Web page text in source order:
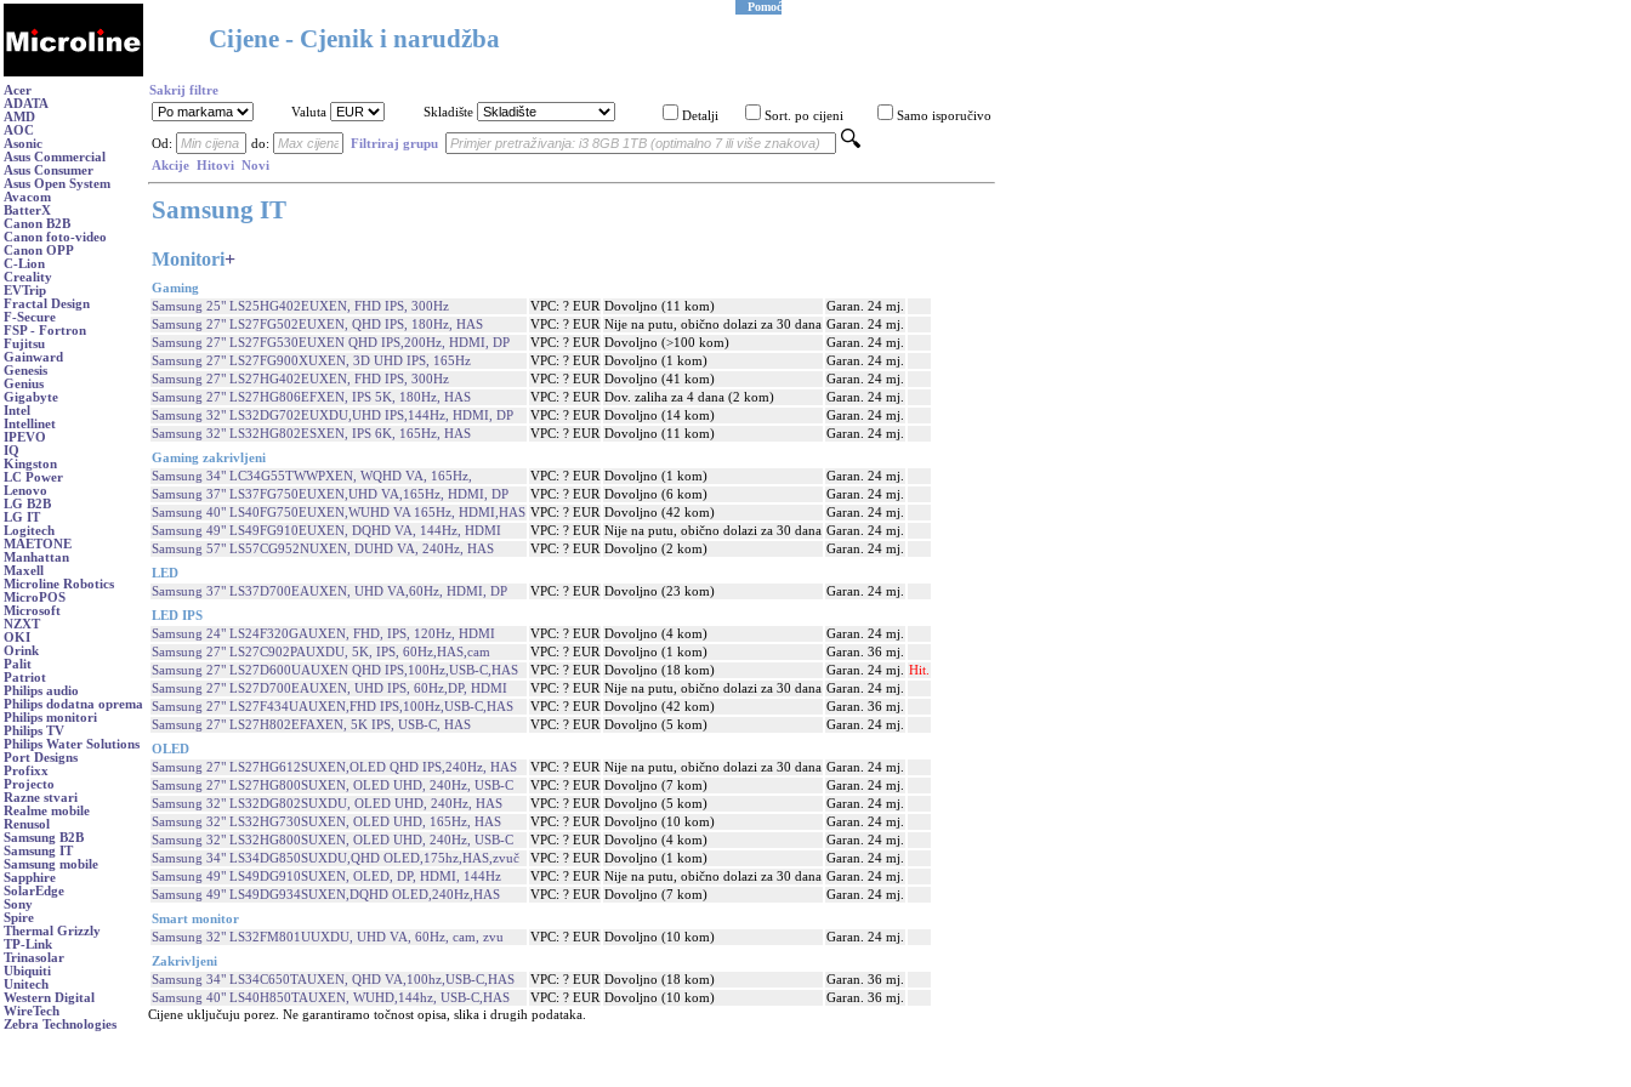
Cijene - Cjenik i narudžba
Pomoć
Acer
ADATA
AMD
AOC
Asonic
Asus Commercial
Asus Consumer
Asus Open System
Avacom
BatterX
Canon B2B
Canon foto-video
Canon OPP
C-Lion
Creality
EVTrip
Fractal Design
F-Secure
FSP - Fortron
Fujitsu
Gainward
Genesis
Genius
Gigabyte
Intel
Intellinet
IPEVO
IQ
Kingston
LC Power
Lenovo
LG B2B
LG IT
Logitech
MAETONE
Manhattan
Maxell
Microline Robotics
MicroPOS
Microsoft
NZXT
OKI
Orink
Palit
Patriot
Philips audio
Philips dodatna oprema
Philips monitori
Philips TV
Philips Water Solutions
Port Designs
Profixx
Projecto
Razne stvari
Realme mobile
Renusol
Samsung B2B
Samsung IT
Samsung mobile
Sapphire
SolarEdge
Sony
Spire
Thermal Grizzly
TP-Link
Trinasolar
Ubiquiti
Unitech
Western Digital
WireTech
Zebra Technologies
Sakrij filtre
Valuta
Skladište Detalji Sort. po cijeni Samo isporučivo
Od: do:
Filtriraj grupu
Akcije Hitovi Novi
Samsung IT
Monitori+
Gaming
Samsung 25" LS25HG402EUXEN, FHD IPS, 300Hz
VPC: ? EUR Dovoljno (11 kom)
Garan. 24 mj.
Samsung 27" LS27FG502EUXEN, QHD IPS, 180Hz, HAS
VPC: ? EUR Nije na putu, obično dolazi za 30 dana Garan. 24 mj.
Samsung 27" LS27FG530EUXEN QHD IPS,200Hz, HDMI, DP
VPC: ? EUR Dovoljno (>100 kom)
Garan. 24 mj.
Samsung 27" LS27FG900XUXEN, 3D UHD IPS, 165Hz
VPC: ? EUR Dovoljno (1 kom)
Garan. 24 mj.
Samsung 27" LS27HG402EUXEN, FHD IPS, 300Hz
VPC: ? EUR Dovoljno (41 kom)
Garan. 24 mj.
Samsung 27" LS27HG806EFXEN, IPS 5K, 180Hz, HAS
VPC: ? EUR Dov. zaliha za 4 dana (2 kom)
Garan. 24 mj.
Samsung 32" LS32DG702EUXDU,UHD IPS,144Hz, HDMI, DP
VPC: ? EUR Dovoljno (14 kom)
Garan. 24 mj.
Samsung 32" LS32HG802ESXEN, IPS 6K, 165Hz, HAS
VPC: ? EUR Dovoljno (11 kom)
Garan. 24 mj.
Gaming zakrivljeni
Samsung 34" LC34G55TWWPXEN, WQHD VA, 165Hz,
VPC: ? EUR Dovoljno (1 kom)
Garan. 24 mj.
Samsung 37" LS37FG750EUXEN,UHD VA,165Hz, HDMI, DP
VPC: ? EUR Dovoljno (6 kom)
Garan. 24 mj.
Samsung 40" LS40FG750EUXEN,WUHD VA 165Hz, HDMI,HAS VPC: ? EUR Dovoljno (42 kom)
Garan. 24 mj.
Samsung 49" LS49FG910EUXEN, DQHD VA, 144Hz, HDMI
VPC: ? EUR Nije na putu, obično dolazi za 30 dana Garan. 24 mj.
Samsung 57" LS57CG952NUXEN, DUHD VA, 240Hz, HAS
VPC: ? EUR Dovoljno (2 kom)
Garan. 24 mj.
LED
Samsung 37" LS37D700EAUXEN, UHD VA,60Hz, HDMI, DP
VPC: ? EUR Dovoljno (23 kom)
Garan. 24 mj.
LED IPS
Samsung 24" LS24F320GAUXEN, FHD, IPS, 120Hz, HDMI
VPC: ? EUR Dovoljno (4 kom)
Garan. 24 mj.
Samsung 27" LS27C902PAUXDU, 5K, IPS, 60Hz,HAS,cam
VPC: ? EUR Dovoljno (1 kom)
Garan. 36 mj.
Samsung 27" LS27D600UAUXEN QHD IPS,100Hz,USB-C,HAS
VPC: ? EUR Dovoljno (18 kom) Garan. 24 mj.
Hit.
Samsung 27" LS27D700EAUXEN, UHD IPS, 60Hz,DP, HDMI
VPC: ? EUR Nije na putu, obično dolazi za 30 dana Garan. 24 mj.
Samsung 27" LS27F434UAUXEN,FHD IPS,100Hz,USB-C,HAS
VPC: ? EUR Dovoljno (42 kom)
Garan. 36 mj.
Samsung 27" LS27H802EFAXEN, 5K IPS, USB-C, HAS
VPC: ? EUR Dovoljno (5 kom)
Garan. 24 mj.
OLED
Samsung 27" LS27HG612SUXEN,OLED QHD IPS,240Hz, HAS
VPC: ? EUR Nije na putu, obično dolazi za 30 dana Garan. 24 mj.
Samsung 27" LS27HG800SUXEN, OLED UHD, 240Hz, USB-C
VPC: ? EUR Dovoljno (7 kom)
Garan. 24 mj.
Samsung 32" LS32DG802SUXDU, OLED UHD, 240Hz, HAS
VPC: ? EUR Dovoljno (5 kom)
Garan. 24 mj.
Samsung 32" LS32HG730SUXEN, OLED UHD, 165Hz, HAS
VPC: ? EUR Dovoljno (10 kom)
Garan. 24 mj.
Samsung 32" LS32HG800SUXEN, OLED UHD, 240Hz, USB-C
VPC: ? EUR Dovoljno (4 kom)
Garan. 24 mj.
Samsung 34" LS34DG850SUXDU,QHD OLED,175hz,HAS,zvuč
VPC: ? EUR Dovoljno (1 kom)
Garan. 24 mj.
Samsung 49" LS49DG910SUXEN, OLED, DP, HDMI, 144Hz
VPC: ? EUR Nije na putu, obično dolazi za 30 dana Garan. 24 mj.
Samsung 49" LS49DG934SUXEN,DQHD OLED,240Hz,HAS
VPC: ? EUR Dovoljno (7 kom)
Garan. 24 mj.
Smart monitor
Samsung 32" LS32FM801UUXDU, UHD VA, 60Hz, cam, zvu
VPC: ? EUR Dovoljno (10 kom)
Garan. 24 mj.
Zakrivljeni
Samsung 34" LS34C650TAUXEN, QHD VA,100hz,USB-C,HAS
VPC: ? EUR Dovoljno (18 kom)
Garan. 36 mj.
Samsung 40" LS40H850TAUXEN, WUHD,144hz, USB-C,HAS
VPC: ? EUR Dovoljno (10 kom)
Garan. 36 mj.
Cijene uključuju porez. Ne garantiramo točnost opisa, slika i drugih podataka.